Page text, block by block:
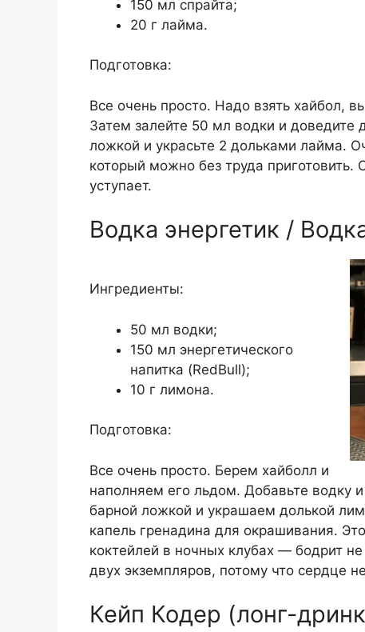
150 мл спрайта;
20 г лайма.
Подготовка:
Все очень просто. Надо взять хайбол,
Затем залейте 50 мл водки и доведите
ложкой и украсьте 2 дольками лайма.
который можно без труда
уступает.
Водка энергетик /
Ингредиенты:
50 мл водки;
150 мл энергетического
напитка (RedBull);
10 г лимона.
Подготовка:
Все очень просто. Берем хайболл и
наполняем его льдом. Добавьте водку
барной ложкой и украшаем долькой
капель гренадина для окрашивания.
коктейлей в ночных клубах — бодрит
двух экземпляров, потому что сердце
Кейп Кодер (лонг-